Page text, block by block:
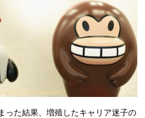
った結果、増殖したキャリア迷子の